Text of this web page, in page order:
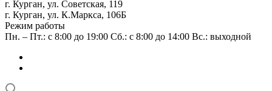
г. Курган, ул. Советская, 119
г. Курган, ул. К.Маркса, 106Б
Режим работы
Пн. – Пт.: с 8:00 до 19:00 Сб.: с 8:00 до 14:00 Вс.: выходной